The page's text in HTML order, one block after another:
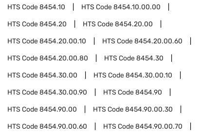
HTS Code8454.10 HTS Code8454.10.00.00
HTS Code8454.20 HTS Code8454.20.00
HTS Code8454.20.00.10 HTS Code8454.20.00.60
HTS Code8454.20.00.80 HTS Code8454.30
HTS Code8454.30.00 HTS Code8454.30.00.10
HTS Code8454.30.00.90 HTS Code8454.90
HTS Code8454.90.00 HTS Code8454.90.00.30
HTS Code8454.90.00.60 HTS Code8454.90.00.70